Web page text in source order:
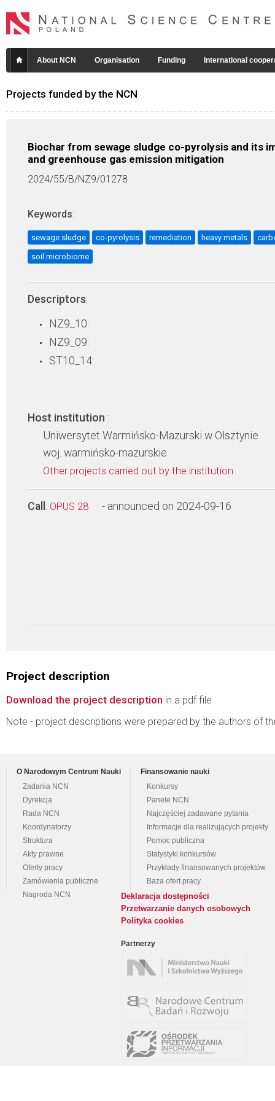
About NCN Organisation Funding International
Projects funded by the NCN
Biochar from sewage sludge co-pyrolysis and its
and greenhouse gas emission mitigation
2024/55/B/NZ9/01278
Keywords:
sewage sludge co-pyrolysis remediation heavy metals
soil microbiome
Descriptors:
NZ9_10:
NZ9_09:
ST10_14:
Host institution :
Uniwersytet Warmińsko-Mazurski w Olsztynie
woj. warmińsko-mazurskie
Other projects carried out by the institution
Call : OPUS 28 - announced on 2024-09-16
Project description
Download the project description in a pdf file
Note - project descriptions were prepared by the authors of
O Narodowym Centrum Nauki
Zadania NCN
Dyrekcja
Rada NCN
Koordynatorzy
Struktura
Akty prawne
Oferty pracy
Zamówienia publiczne
Nagroda NCN
Finansowanie nauki
Konkursy
Panele NCN
Najczęściej zadawane pytania
Informacje dla realizujących projekty
Pomoc publiczna
Statystyki konkursów
Przykłady finansowanych projektów
Baza ofert pracy
Deklaracja dostępności
Przetwarzanie danych osobowych
Polityka cookies
Partnerzy